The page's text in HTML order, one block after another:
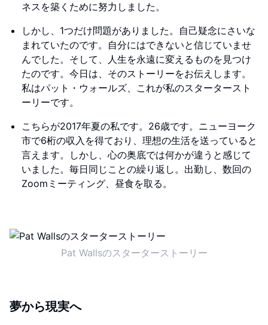
ネスを築くために努力しました。
しかし、1つだけ問題がありました。自己疑念にさいな
まれていたのです。自分にはできないと信じていませ
んでした。そして、人生を永遠に変えるものを見つけ
たのです。今日は、そのストーリーをお伝えします。
私はパット・ウォールズ、これが私のスタータースト
ーリーです。
こちらが2017年夏の私です。26歳です。ニューヨーク
市で6桁の収入を得ており、理想の生活を送っていると
言えます。しかし、心の奥底では何かが違うと感じて
いました。毎日同じことの繰り返し。出勤し、数回の
Zoomミーティング、昼食を取る。
Pat Wallsのスターターストーリー
夢から現実へ